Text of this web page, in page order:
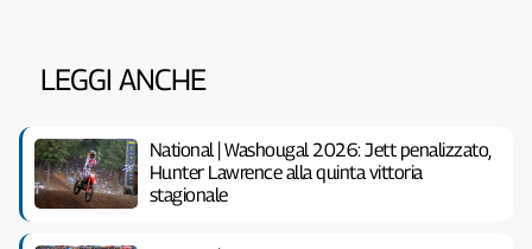
LEGGI ANCHE
National | Washougal 2026: Jett penalizzato,
Hunter Lawrence alla quinta vittoria
stagionale